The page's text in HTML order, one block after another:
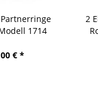
1714
€ *
2